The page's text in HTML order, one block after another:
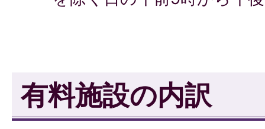
有料施設の内訳